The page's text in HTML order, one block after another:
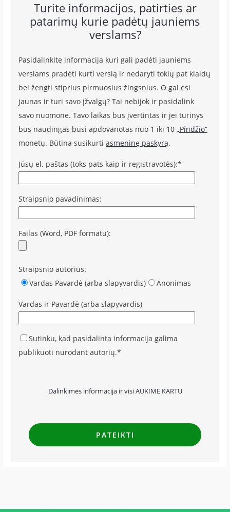
Turite informacijos, patirties ar
patarimų kurie padėtų jauniems
verslams?
Pasidalinkite informacija kuri gali padėti jauniems
verslams pradėti kurti verslą ir nedaryti tokių pat klaidų
bei žengti stiprius pirmuosius žingsnius. O gal esi
jaunas ir turi savo įžvalgų? Tai nebijok ir pasidalink
savo nuomone. Tavo laikas bus įvertintas ir jei turinys
bus naudingas būsi apdovanotas nuo 1 iki 10„Pindžio“
monetų. Būtina susikurtiasmeninę paskyrą.
Jūsų el. paštas (toks pats kaip ir registravotės):*
Straipsnio pavadinimas:
Failas (Word, PDF formatu):
Straipsnio autorius:
Vardas Pavardė (arba slapyvardis)
Anonimas
Vardas ir Pavardė (arba slapyvardis)
Sutinku, kad pasidalinta informacija galima
publikuoti nurodant autorių.*
Dalinkimės informacija ir visi AUKIME KARTU